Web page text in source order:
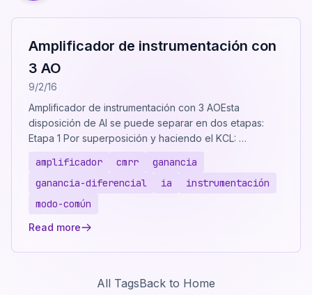
Amplificador de instrumentación con
3 AO
9/2/16
Amplificador de instrumentación con 3 AOEsta
disposición de AI se puede separar en dos etapas:
Etapa 1 Por superposición y haciendo el KCL: …
amplificador cmrr
ganancia
ganancia-diferencial
ia
instrumentación
modo-común
Read more
All TagsBack to Home